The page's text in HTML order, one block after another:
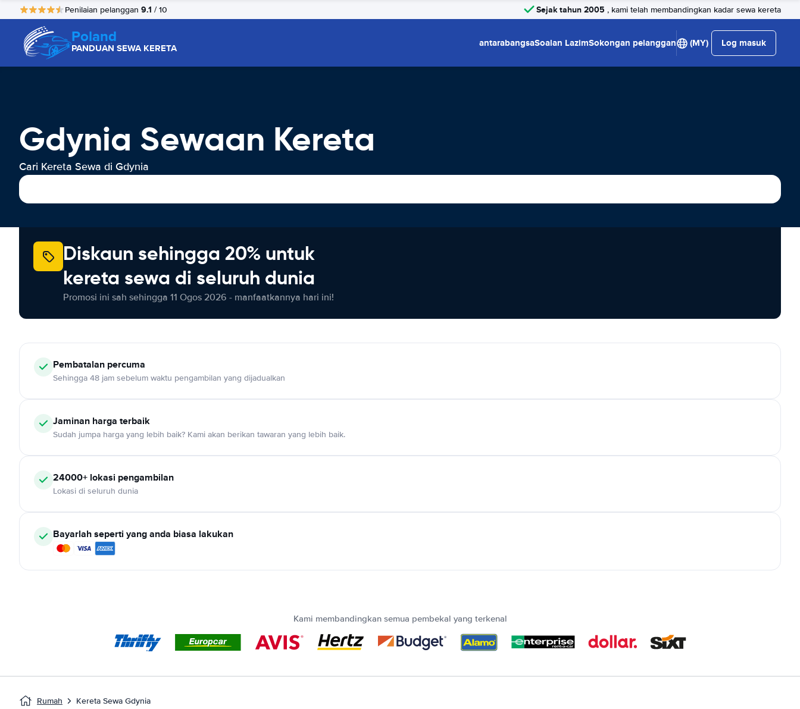
Penilaian pelanggan 9.1 / 10 Sejak tahun 2005 , kami telah membandingkan kadar sewa kereta
Poland
PANDUAN SEWA KERETA antarabangsaSoalan LazimSokongan pelanggan (MY) Log masuk
Gdynia Sewaan Kereta
Cari Kereta Sewa di Gdynia
Diskaun sehingga 20% untuk
kereta sewa di seluruh dunia
Promosi ini sah sehingga 11 Ogos 2026 - manfaatkannya hari ini!
Pembatalan percuma
Sehingga 48 jam sebelum waktu pengambilan yang dijadualkan
Jaminan harga terbaik
Sudah jumpa harga yang lebih baik? Kami akan berikan tawaran yang lebih baik.
24000+ lokasi pengambilan
Lokasi di seluruh dunia
Bayarlah seperti yang anda biasa lakukan
Kami membandingkan semua pembekal yang terkenal
Rumah Kereta Sewa Gdynia